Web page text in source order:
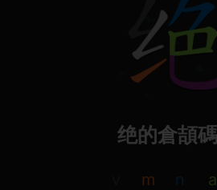
绝的倉頡
m n a